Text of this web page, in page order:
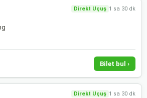
Direkt Uçuş 1 sa 30 dk
Bilet bul ›
Direkt Uçuş 1 sa 30 dk